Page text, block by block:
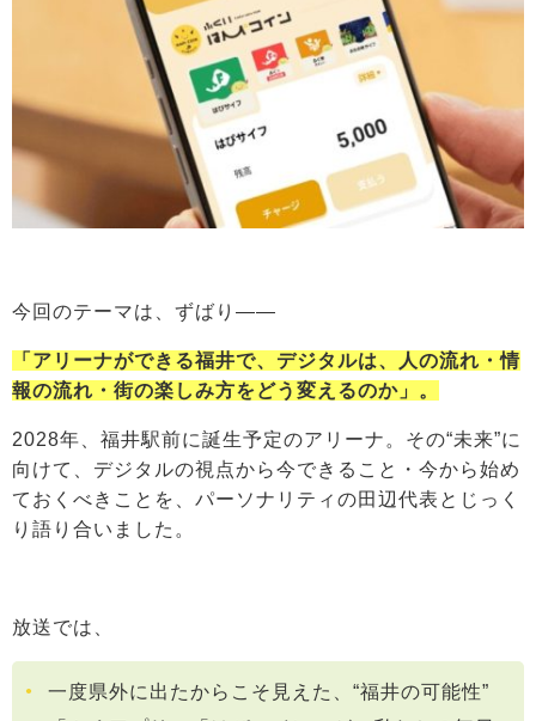
今回のテーマは、ずばり――
「アリーナができる福井で、デジタルは、人の流れ・情
報の流れ・街の楽しみ方をどう変えるのか」。
2028年、福井駅前に誕生予定のアリーナ。その“未来”に
向けて、デジタルの視点から今できること・今から始め
ておくべきことを、パーソナリティの田辺代表とじっく
り語り合いました。
放送では、
一度県外に出たからこそ見えた、“福井の可能性”